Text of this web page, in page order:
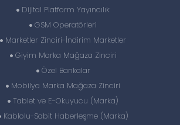
Dijital Platform Yayıncılık
GSM Operatörleri
Marketler Zinciri-İndirim Marketler
Giyim Marka Mağaza Zinciri
Özel Bankalar
Mobilya Marka Mağaza Zinciri
Tablet ve E-Okuyucu (Marka)
Kablolu-Sabit Haberleşme (Marka)